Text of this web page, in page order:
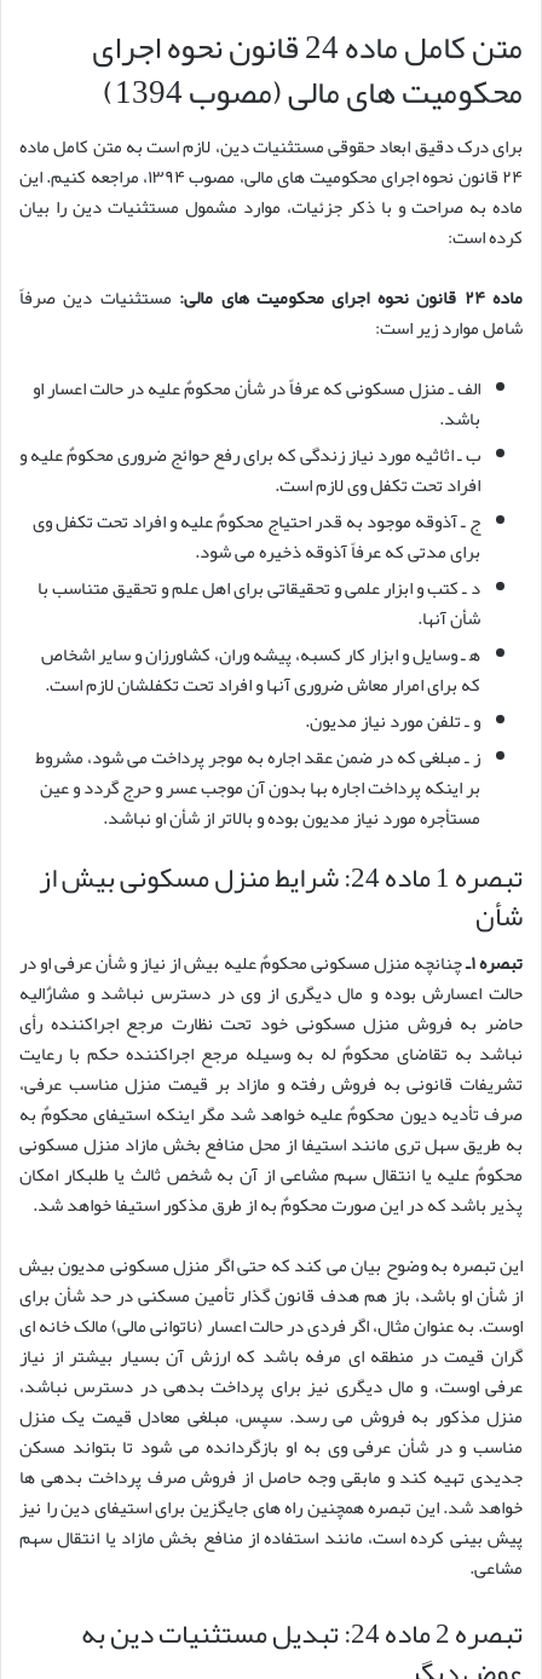
متن کامل ماده 24 قانون نحوه اجرای
محکومیت های مالی (مصوب 1394)
برای درک دقیق ابعاد حقوقی مستثنیات دین، لازم است به متن کامل ماده
۲۴ قانون نحوه اجرای محکومیت های مالی، مصوب ۱۳۹۴، مراجعه کنیم. این
ماده به صراحت و با ذکر جزئیات، موارد مشمول مستثنیات دین را بیان
کرده است:
ماده ۲۴ قانون نحوه اجرای محکومیت های مالی:
مستثنیات دین صرفاً
شامل موارد زیر است:
الف ـ منزل مسکونی که عرفاً در شأن محکومٌ علیه در حالت اعسار او
باشد.
ب ـ اثاثیه مورد نیاز زندگی که برای رفع حوائج ضروری محکومٌ علیه و
افراد تحت تکفل وی لازم است.
ج ـ آذوقه موجود به قدر احتیاج محکومٌ علیه و افراد تحت تکفل وی
برای مدتی که عرفاً آذوقه ذخیره می شود.
د ـ کتب و ابزار علمی و تحقیقاتی برای اهل علم و تحقیق متناسب با
شأن آنها.
ه‍ ـ وسایل و ابزار کار کسبه، پیشه وران، کشاورزان و سایر اشخاص
که برای امرار معاش ضروری آنها و افراد تحت تکفلشان لازم است.
و ـ تلفن مورد نیاز مدیون.
ز ـ مبلغی که در ضمن عقد اجاره به موجر پرداخت می شود، مشروط
بر اینکه پرداخت اجاره بها بدون آن موجب عسر و حرج گردد و عین
مستأجره مورد نیاز مدیون بوده و بالاتر از شأن او نباشد.
تبصره 1 ماده 24: شرایط منزل مسکونی بیش از
شأن
تبصره ۱ـ چنانچه منزل مسکونی محکومٌ علیه بیش از نیاز و شأن عرفی او در
حالت اعسارش بوده و مال دیگری از وی در دسترس نباشد و مشارٌالیه
حاضر به فروش منزل مسکونی خود تحت نظارت مرجع اجراکننده رأی
نباشد به تقاضای محکومٌ له به وسیله مرجع اجراکننده حکم با رعایت
تشریفات قانونی به فروش رفته و مازاد بر قیمت منزل مناسب عرفی،
صرف تأدیه دیون محکومٌ علیه خواهد شد مگر اینکه استیفای محکومٌ به
به طریق سهل تری مانند استیفا از محل منافع بخش مازاد منزل مسکونی
محکومٌ علیه یا انتقال سهم مشاعی از آن به شخص ثالث یا طلبکار امکان
پذیر باشد که در این صورت محکومٌ به از طرق مذکور استیفا خواهد شد.
این تبصره به وضوح بیان می کند که حتی اگر منزل مسکونی مدیون بیش
از شأن او باشد، باز هم هدف قانون گذار تأمین مسکنی در حد شأن برای
اوست. به عنوان مثال، اگر فردی در حالت اعسار (ناتوانی مالی) مالک خانه ای
گران قیمت در منطقه ای مرفه باشد که ارزش آن بسیار بیشتر از نیاز
عرفی اوست، و مال دیگری نیز برای پرداخت بدهی در دسترس نباشد،
منزل مذکور به فروش می رسد. سپس، مبلغی معادل قیمت یک منزل
مناسب و در شأن عرفی وی به او بازگردانده می شود تا بتواند مسکن
جدیدی تهیه کند و مابقی وجه حاصل از فروش صرف پرداخت بدهی ها
خواهد شد. این تبصره همچنین راه های جایگزین برای استیفای دین را نیز
پیش بینی کرده است، مانند استفاده از منافع بخش مازاد یا انتقال سهم
مشاعی.
تبصره 2 ماده 24: تبدیل مستثنیات دین به